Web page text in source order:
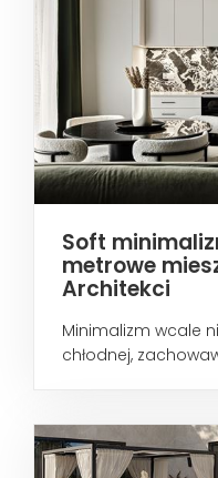
Soft
metrowe
Architekci
Minimalizm wcale
chłodnej,